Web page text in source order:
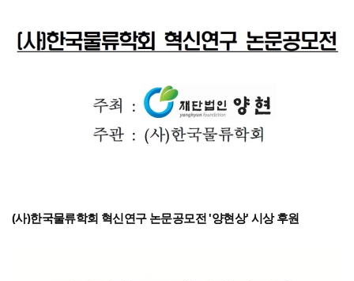
(사)한국물류학회 혁신연구 논문공모전 '양현상' 시상 후원